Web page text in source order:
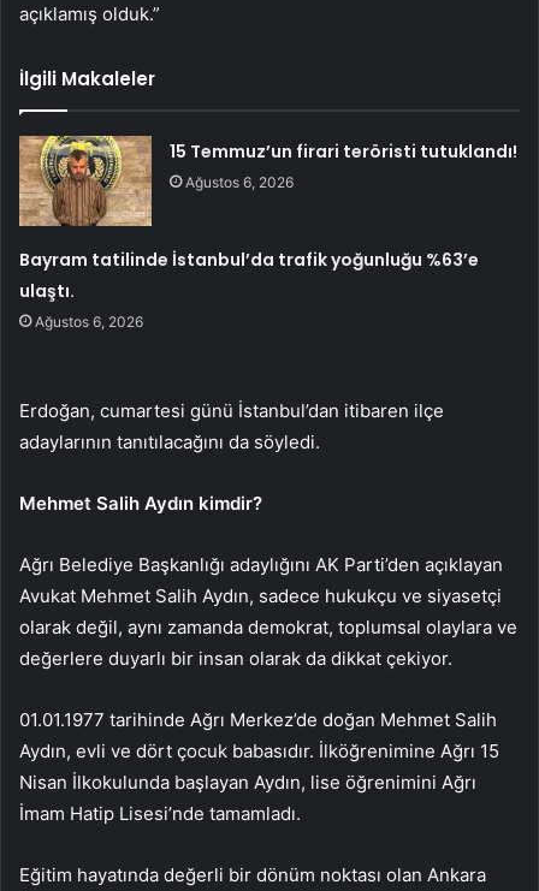
açıklamış olduk.”
İlgili Makaleler
15 Temmuz’un firari teröristi tutuklandı!
Ağustos 6, 2026
Bayram tatilinde İstanbul’da trafik yoğunluğu %63’e
ulaştı.
Ağustos 6, 2026
Erdoğan, cumartesi günü İstanbul’dan itibaren ilçe
adaylarının tanıtılacağını da söyledi.
Mehmet Salih Aydın kimdir?
Ağrı Belediye Başkanlığı adaylığını AK Parti’den açıklayan
Avukat Mehmet Salih Aydın, sadece hukukçu ve siyasetçi
olarak değil, aynı zamanda demokrat, toplumsal olaylara ve
değerlere duyarlı bir insan olarak da dikkat çekiyor.
01.01.1977 tarihinde Ağrı Merkez’de doğan Mehmet Salih
Aydın, evli ve dört çocuk babasıdır. İlköğrenimine Ağrı 15
Nisan İlkokulunda başlayan Aydın, lise öğrenimini Ağrı
İmam Hatip Lisesi’nde tamamladı.
Eğitim hayatında değerli bir dönüm noktası olan Ankara